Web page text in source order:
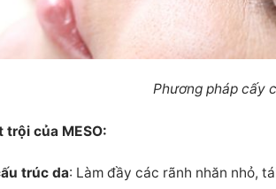
Phương pháp cấy
của MESO:
trúc da: Làm đầy các rãnh nhăn nhỏ,